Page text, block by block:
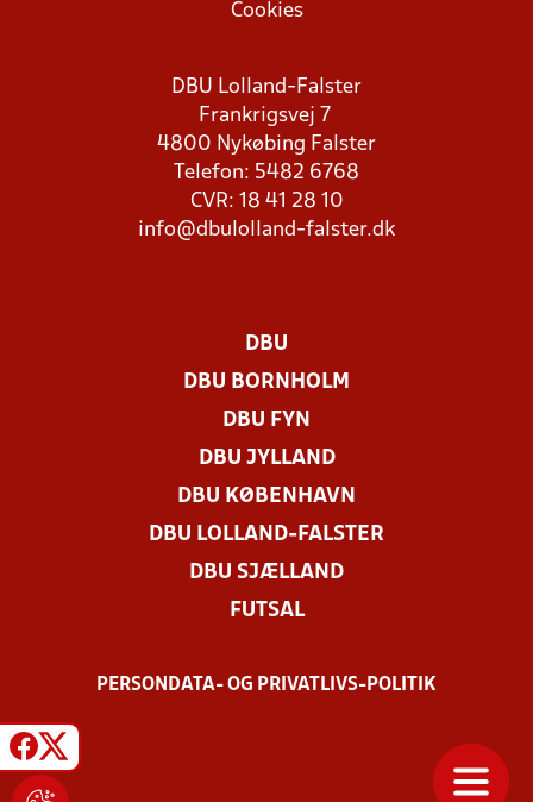
Cookies
DBU Lolland-Falster
Frankrigsvej 7
4800 Nykøbing Falster
Telefon: 5482 6768
CVR: 18 41 28 10
info@dbulolland-falster.dk
DBU
DBU BORNHOLM
DBU FYN
DBU JYLLAND
DBU KØBENHAVN
DBU LOLLAND-FALSTER
DBU SJÆLLAND
FUTSAL
PERSONDATA- OG PRIVATLIVS-POLITIK